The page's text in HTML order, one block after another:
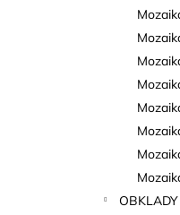
OBKLADY
MATNÁ
499 Kč